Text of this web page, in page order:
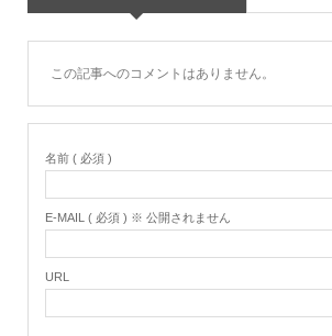
この記事へのコメントはありません。
名前 ( 必須 )
E-MAIL ( 必須 ) ※ 公開されません
URL